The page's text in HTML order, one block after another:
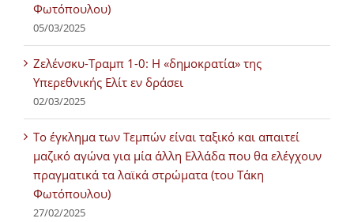
Φωτόπουλου)
05/03/2025
Ζελένσκυ-Τραμπ 1-0: Η «δημοκρατία» της
Υπερεθνικής Ελίτ εν δράσει
02/03/2025
Tο έγκλημα των Τεμπών είναι ταξικό και απαιτεί
μαζικό αγώνα για μία άλλη Ελλάδα που θα ελέγχουν
πραγματικά τα λαϊκά στρώματα (του Τάκη
Φωτόπουλου)
27/02/2025